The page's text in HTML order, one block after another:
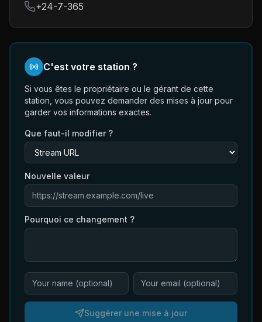
+24-7-365
C'est votre station ?
Si vous êtes le propriétaire ou le gérant de cette
station, vous pouvez demander des mises à jour pour
garder vos informations exactes.
Que faut-il modifier ?
Nouvelle valeur
Pourquoi ce changement ?
Suggérer une mise à jour